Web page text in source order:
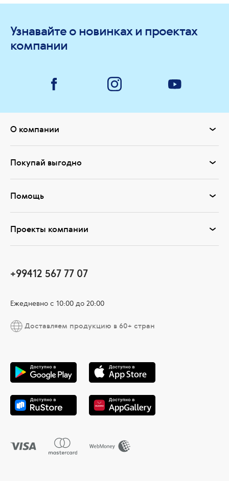
Узнавайте о новинках и проектах
компании
О компании
Покупай выгодно
Помощь
Проекты компании
+99412 567 77 07
Ежедневно с 10:00 до 20:00
Доставляем продукцию в 60+ стран